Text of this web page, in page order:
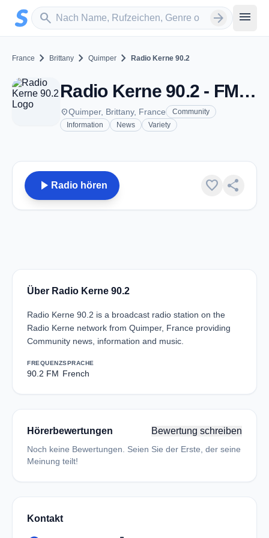
Zum Hauptinhalt springen
search
Sender suchen arrow_forward menu
France chevron_right Brittany chevron_right Quimper chevron_right Radio Kerne 90.2
Radio Kerne 90.2 - FM 90.2 - Quimper
placeQuimper, Brittany, France
Community
Information
News Variety
play_arrow Radio hören favorite share
Über Radio Kerne 90.2
Radio Kerne 90.2 is a broadcast radio station on the
Radio Kerne network from Quimper, France providing
Community news, information and music.
FREQUENZ
90.2 FM
SPRACHE
French
Hörerbewertungen Bewertung schreiben
Noch keine Bewertungen. Seien Sie der Erste, der seine
Meinung teilt!
Kontakt